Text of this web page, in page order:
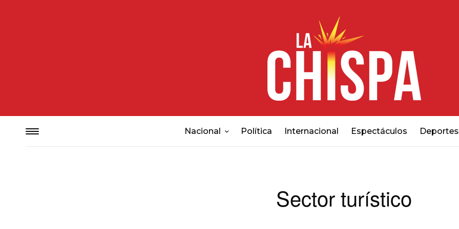
Nacional Política Internacional Espectáculos Deportes
Sector turístico